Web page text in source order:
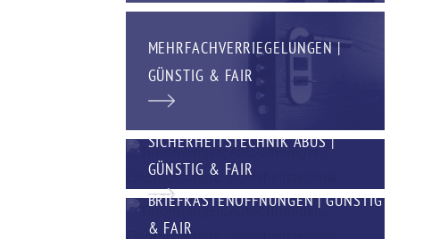
MEHRFACHVERRIEGELUNGEN |
GÜNSTIG & FAIR
SICHERHEITSTECHNIK ABUS |
GÜNSTIG & FAIR
BRIEFKASTENÖFFNUNGEN | GÜNSTIG
& FAIR